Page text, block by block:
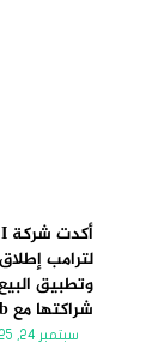
لترامب
وتطبيق
شراكتها مع Bithumb
سبتمبر 24, 2025